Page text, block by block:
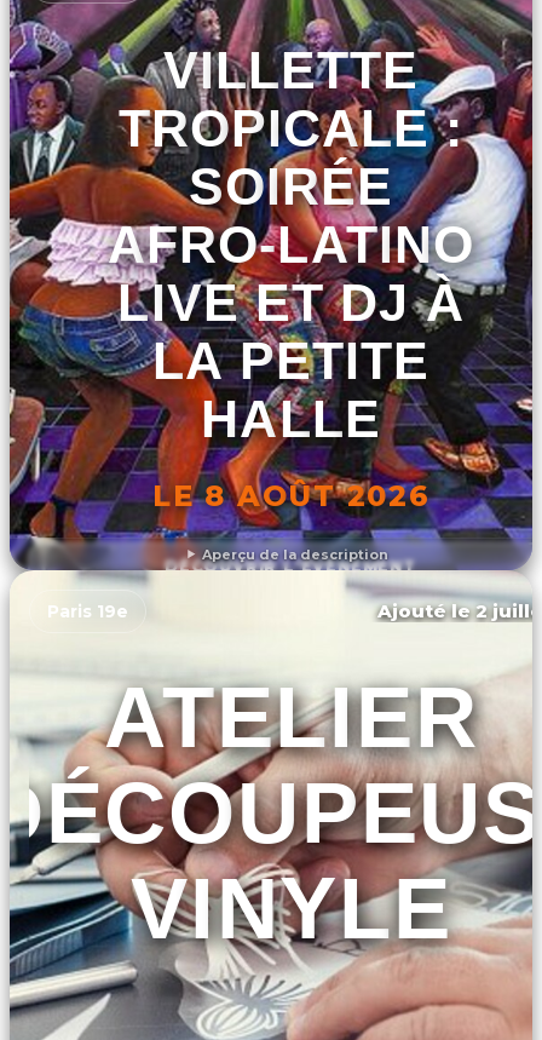
Aperçu de la description
VILLETTE
TROPICALE :
SOIRÉE
AFRO-LATINO
LIVE ET DJ À
LA PETITE
HALLE
LE 8 AOÛT 2026
DÉCOUVRIR L'ÉVÉNEMENT
Paris 19e Ajouté le 2
ATELIER
VINYLE